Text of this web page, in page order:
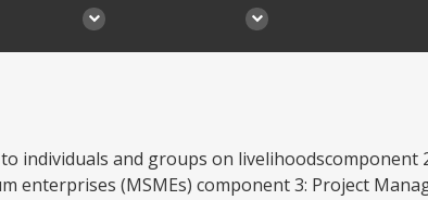
individuals and groups on livelihoodscomponent
enterprises (MSMEs) component 3: Project